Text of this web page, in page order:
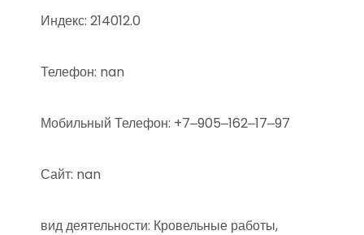
Индекс: 214012.0
Телефон: nan
Мобильный Телефон: +7‒905‒162‒17‒97
Сайт: nan
вид деятельности: Кровельные работы,